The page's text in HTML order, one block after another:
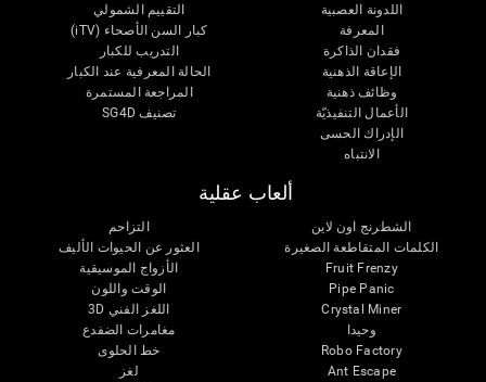
اللدونة العصبية
المعرفة
فقدان الذاكرة
الإعاقة الذهنية
وظائف ذهنية
الأعمال التنفيذيّة
الإدراك الحسى
الانتباه
التقييم الشمولي
كبار السن الأصحاء (iTV)
التدريب للكبار
الحالة المعرفية عند الكبار
المراجعة المستمرة
تصنيف SG4D
ألعاب عقلية
الشطرنج اون لاين
الكلمات المتقاطعة الصغيرة
Fruit Frenzy
Pipe Panic
Crystal Miner
وحيدا
Robo Factory
Ant Escape
التزاحم
العثور عن الحيوات الأليف
الأزواج الموسيقية
الوقت واللون
اللغز الفني 3D
مغامرات الضفدع
خط الحلوى
لغز